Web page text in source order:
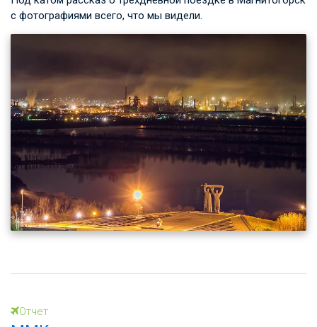
с фотографиями всего, что мы видели.
Отчет